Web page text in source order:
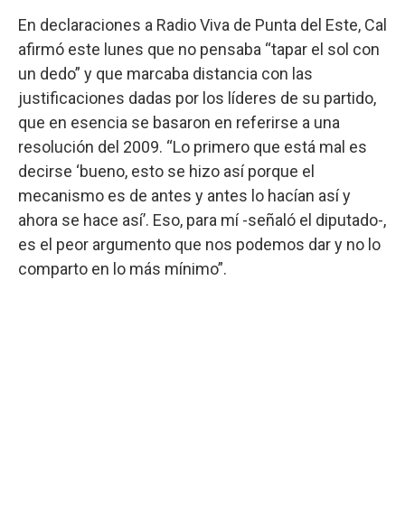
En declaraciones a Radio Viva de Punta del Este, Cal
afirmó este lunes que no pensaba “tapar el sol con
un dedo” y que marcaba distancia con las
justificaciones dadas por los líderes de su partido,
que en esencia se basaron en referirse a una
resolución del 2009. “Lo primero que está mal es
decirse ‘bueno, esto se hizo así porque el
mecanismo es de antes y antes lo hacían así y
ahora se hace así’. Eso, para mí -señaló el diputado-,
es el peor argumento que nos podemos dar y no lo
comparto en lo más mínimo”.